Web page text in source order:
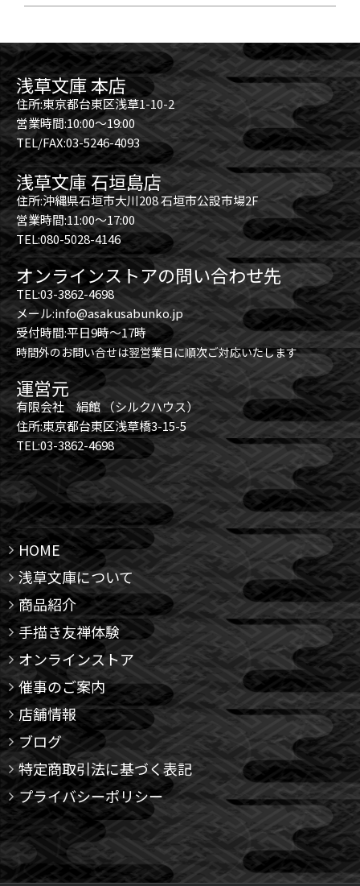
浅草文庫 本店
住所:東京都台東区浅草1-10-2
営業時間:10:00～19:00
TEL/FAX:03-5246-4093
浅草文庫 石垣島店
住所:沖縄県石垣市大川208 石垣市公設市場2F
営業時間:11:00～17:00
TEL:080-5028-4146
オンラインストアの問い合わせ先
TEL:03-3862-4698
メール:info@asakusabunko.jp
受付時間:平日9時～17時
時間外のお問い合せは翌営業日に順次ご対応いたします
運営元
有限会社 絹館 （シルクハウス）
住所:東京都台東区浅草橋3-15-5
TEL:03-3862-4698
HOME
浅草文庫について
商品紹介
手描き友禅体験
オンラインストア
催事のご案内
店舗情報
ブログ
特定商取引法に基づく表記
プライバシーポリシー